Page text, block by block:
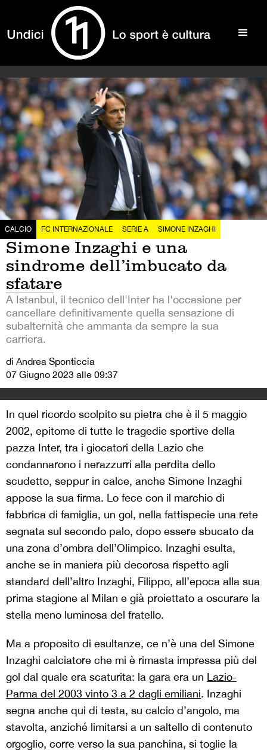
CALCIO FC INTERNAZIONALE SERIE A SIMONE INZAGHI
Simone Inzaghi e una
sindrome dell’imbucato da
sfatare
A Istanbul, il tecnico dell'Inter ha l'occasione per
cancellare definitivamente quella sensazione di
subalternità che ammanta da sempre la sua
carriera.
di Andrea Sponticcia
07 Giugno 2023 alle 09:37
In quel ricordo scolpito su pietra che è il 5 maggio
2002, epitome di tutte le tragedie sportive della
pazza Inter, tra i giocatori della Lazio che
condannarono i nerazzurri alla perdita dello
scudetto, seppur in calce, anche Simone Inzaghi
appose la sua firma. Lo fece con il marchio di
fabbrica di famiglia, un gol, nella fattispecie una rete
segnata sul secondo palo, dopo essere sbucato da
una zona d’ombra dell’Olimpico. Inzaghi esulta,
anche se in maniera più decorosa rispetto agli
standard dell’altro Inzaghi, Filippo, all’epoca alla sua
prima stagione al Milan e già proiettato a oscurare la
stella meno luminosa del fratello.
Ma a proposito di esultanze, ce n’è una del Simone
Inzaghi calciatore che mi è rimasta impressa più del
gol dal quale era scaturita: la gara era un Lazio-
Parma del 2003 vinto 3 a 2 dagli emiliani. Inzaghi
segna anche qui di testa, su calcio d’angolo, ma
stavolta, anziché limitarsi a un saltello di contenuto
orgoglio, corre verso la sua panchina, si toglie la